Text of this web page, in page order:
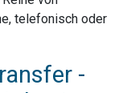
telefonisch oder
-